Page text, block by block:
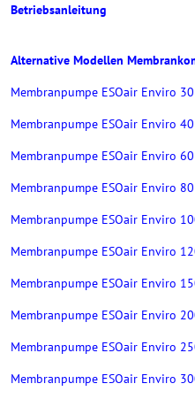
Betriebsanleitung
Alternative Modellen
Membranpumpe ESOair Enviro
Membranpumpe ESOair Enviro
Membranpumpe ESOair Enviro
Membranpumpe ESOair Enviro
Membranpumpe ESOair Enviro
Membranpumpe ESOair Enviro
Membranpumpe ESOair Enviro
Membranpumpe ESOair Enviro
Membranpumpe ESOair Enviro
Membranpumpe ESOair Enviro